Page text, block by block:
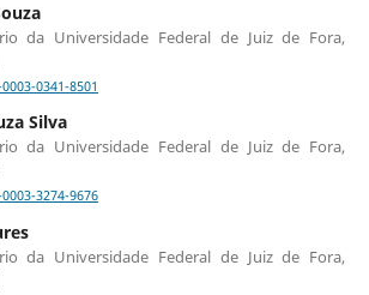
da Universidade Federal de Juiz de Fora,
0341-8501
Silva
da Universidade Federal de Juiz de Fora,
3274-9676
da Universidade Federal de Juiz de Fora,